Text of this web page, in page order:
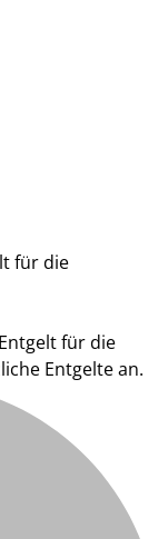
für die
für die
Entgelte an.